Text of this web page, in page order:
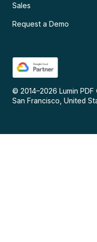
Sales
Request a Demo
© 2014–2026 Lumin
San Francisco, United